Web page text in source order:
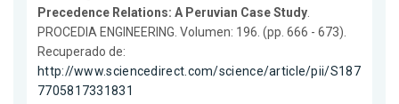
Precedence Relations: A Peruvian Case Study.
PROCEDIA ENGINEERING. Volumen: 196. (pp. 666 - 673).
Recuperado de:
http://www.sciencedirect.com/science/article/pii/S187
7705817331831